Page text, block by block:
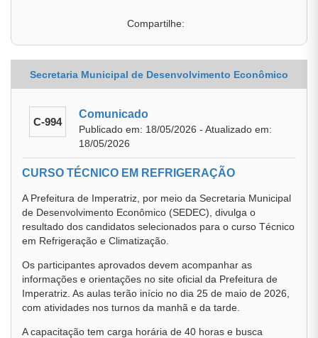
Compartilhe:
Secretaria Municipal de Desenvolvimento Econômico
C-994
Comunicado
Publicado em: 18/05/2026 - Atualizado em:
18/05/2026
CURSO TÉCNICO EM REFRIGERAÇÃO
A Prefeitura de Imperatriz, por meio da Secretaria Municipal
de Desenvolvimento Econômico (SEDEC), divulga o
resultado dos candidatos selecionados para o curso Técnico
em Refrigeração e Climatização.
Os participantes aprovados devem acompanhar as
informações e orientações no site oficial da Prefeitura de
Imperatriz. As aulas terão início no dia 25 de maio de 2026,
com atividades nos turnos da manhã e da tarde.
A capacitação tem carga horária de 40 horas e busca